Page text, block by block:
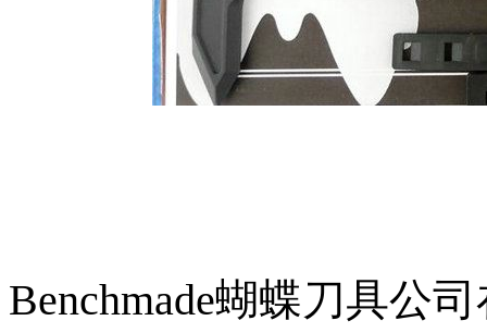
Benchmade蝴蝶刀具公